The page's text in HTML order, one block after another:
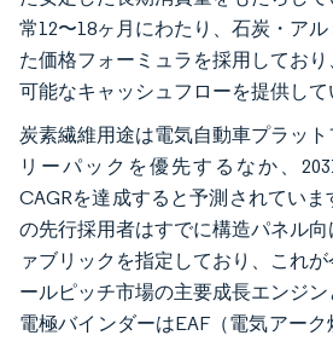
常12〜18ヶ月にわたり、石炭・ア
た価格フォーミュラを採用してお
可能なキャッシュフローを提供して
炭素繊維用途は電気自動車プラッ
リーパックを優先するなか、
CAGRを達成すると予測されてい
の先行採用者はすでに構造パネル
ァブリックを指定しており、これ
ールピッチ市場の主要成長エンジ
電極バインダーはEAF（電気アー